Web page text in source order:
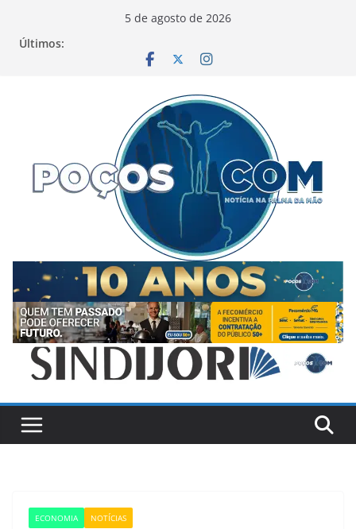
5 de agosto de 2026
Últimos:
ECONOMIA NOTÍCIAS